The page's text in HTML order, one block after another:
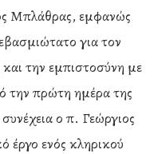
Μπλάθρας, εμφανώς
για τον
την εμπιστοσύνη με
την πρώτη ημέρα της
ο π. Γεώργιος
έργο ενός κληρικού